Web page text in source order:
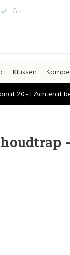
Gratis verzending
Klussen
20,- | Achteraf
-